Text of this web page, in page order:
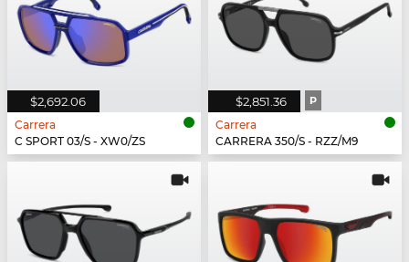
$2,692.06
Carrera
C SPORT 03/S - XW0/ZS
$2,851.36 P
Carrera
CARRERA 350/S - RZZ/M9